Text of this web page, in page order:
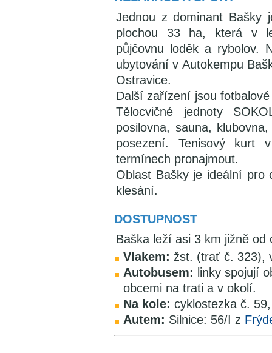
Jednou z dominant Bašky
plochou 33 ha, která v
půjčovnu loděk a rybolov.
ubytování v Autokempu
Ostravice.
Další zařízení jsou
Tělocvičné jednoty
posilovna, sauna,
posezení. Tenisový kurt
termínech pronajmout.
Oblast Bašky je ideální
klesání.
DOSTUPNOST
Baška leží asi 3 km jižně
Vlakem: žst. (trať č. 323),
Autobusem: linky spojují
obcemi na trati a v okolí.
Na kole: cyklostezka č.
Autem: Silnice: 56/I z